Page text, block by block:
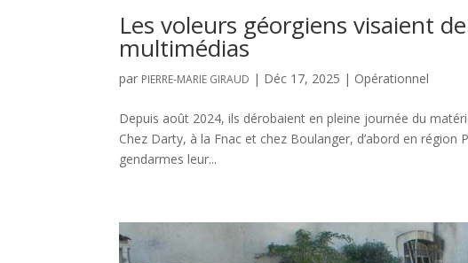
Les voleurs géorgiens visaient
multimédias
par PIERRE-MARIE GIRAUD | Déc 17, 2025 | Opérationnel
Depuis août 2024, ils dérobaient en pleine journée du
Chez Darty, à la Fnac et chez Boulanger, d’abord en
gendarmes leur...